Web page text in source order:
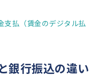
支払（賃金のデジタル払
銀行振込の違い